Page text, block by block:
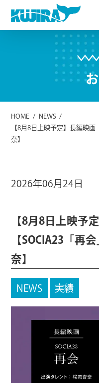
Skip
HOME / NEWS /
【8月8日上映予定】長編映
奈】
2026年06月24日
【8月8日上映予
【SOCIA23「再
奈】
NEWS 実績